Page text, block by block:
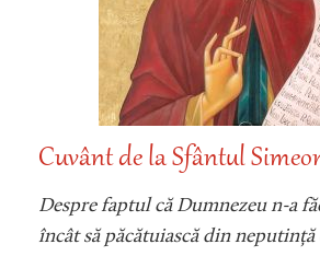
Cuvânt de la Sfântul
Despre faptul că Dumnezeu n-a
încât să păcătuiască din neputință